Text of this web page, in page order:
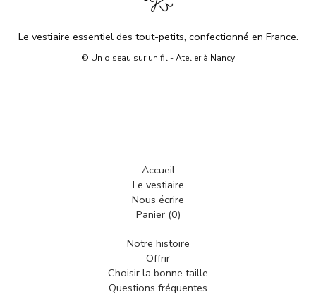
Le vestiaire essentiel des tout-petits, confectionné en France.
© Un oiseau sur un fil - Atelier à Nancy
Accueil
Le vestiaire
Nous écrire
Panier (0)
Notre histoire
Offrir
Choisir la bonne taille
Questions fréquentes